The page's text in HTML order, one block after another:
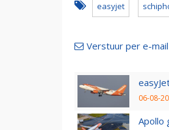
easyjet
Verstuur per e-mail
06-08-
Apollo